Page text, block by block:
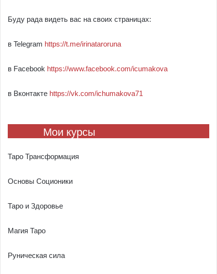
Буду рада видеть вас на своих страницах:
в Telegram https://t.me/irinataroruna
в Facebook https://www.facebook.com/icumakova
в Вконтакте https://vk.com/ichumakova71
Мои курсы
Таро Трансформация
Основы Соционики
Таро и Здоровье
Магия Таро
Руническая сила